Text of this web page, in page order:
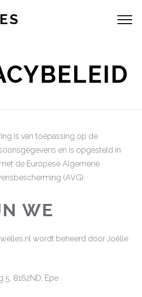
is van toepassing op de
en is opgesteld in
de Europese Algemene
(AVG).
WE
wordt beheerd door Joëlle
5, 8162ND, Epe